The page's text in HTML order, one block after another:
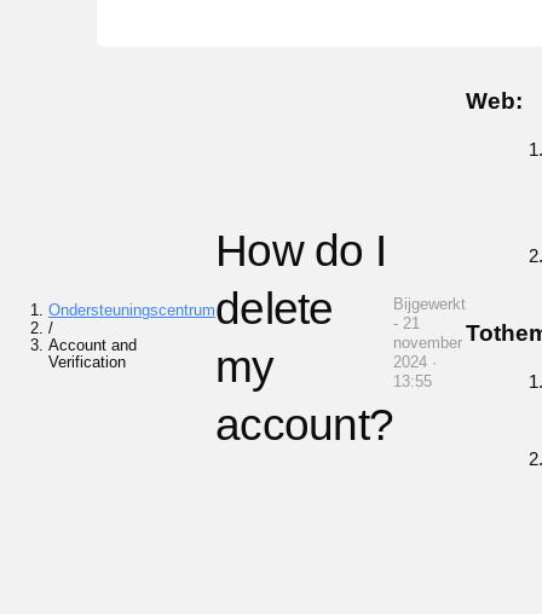
Ondersteuningscentrum
/
Account and
Verification
How do I
delete
my
account?
Bijgewerkt
- 21
november
2024 ·
13:55
Web: